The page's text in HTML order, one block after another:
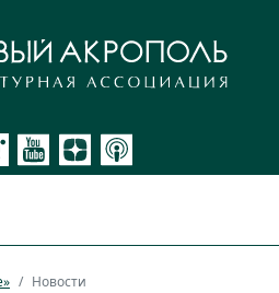
Новости